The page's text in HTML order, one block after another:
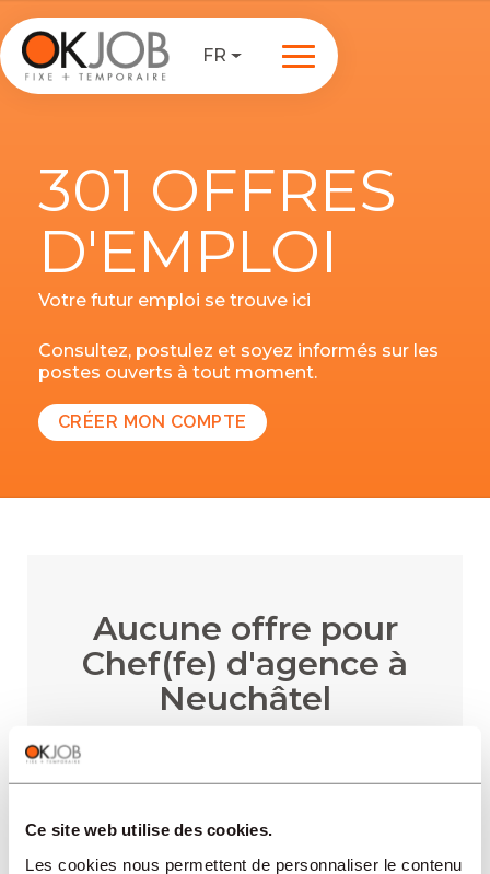
Ce site web utilise des cookies.
Les cookies nous permettent de personnaliser le contenu
FR
301 OFFRES
D'EMPLOI
Votre futur emploi se trouve ici
Consultez, postulez et soyez informés sur les
postes ouverts à tout moment.
CRÉER MON COMPTE
Aucune offre pour
Chef(fe) d'agence à
Neuchâtel